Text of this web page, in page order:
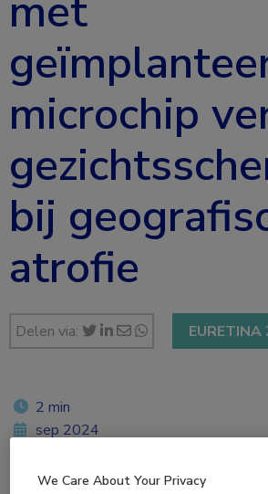
microchip
bij
atrofie
Delen via:
2 min
sep 2024
We Care About Your Privacy